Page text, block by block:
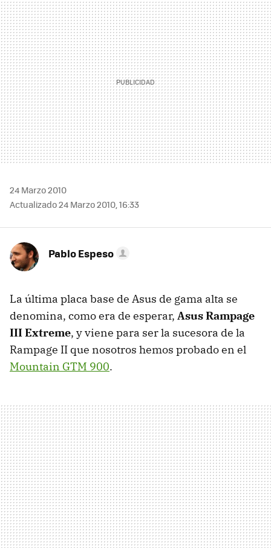
MAIL
24 Marzo 2010
Actualizado 24 Marzo 2010, 16:33
Pablo Espeso
La última placa base de Asus de gama alta se
denomina, como era de esperar, Asus Rampage
IIIExtreme, y viene para ser la sucesora de la
Rampage II que nosotros hemos probado en el
Mountain GTM 900.